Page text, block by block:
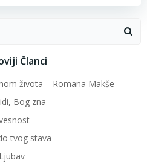
Članci
života – Romana Makše
Bog zna
tvog stava
Ljubav